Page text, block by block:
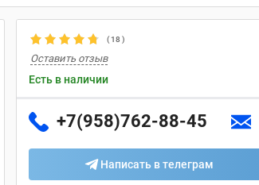
(18 )
Оставить отзыв
Есть в наличии
+7(958)762-88-45
Написать в телеграм